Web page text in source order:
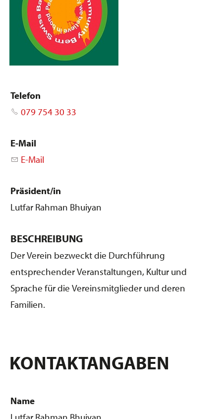
Telefon
079 754 30 33
E-Mail
E-Mail
Präsident/in
Lutfar Rahman Bhuiyan
BESCHREIBUNG
Der Verein bezweckt die Durchführung
entsprechender Veranstaltungen, Kultur und
Sprache für die Vereinsmitglieder und deren
Familien.
KONTAKTANGABEN
Name